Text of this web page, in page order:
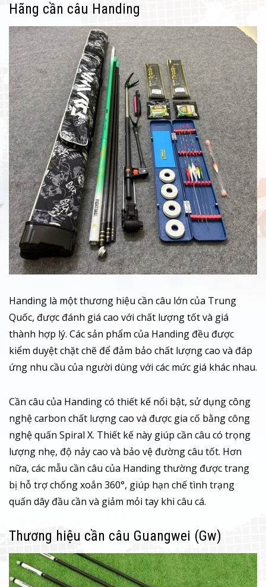
Hãng cần câu Handing
Handing là một thương hiệu cần câu lớn của Trung
Quốc, được đánh giá cao với chất lượng tốt và giá
thành hợp lý. Các sản phẩm của Handing đều được
kiểm duyệt chặt chẽ để đảm bảo chất lượng cao và đáp
ứng nhu cầu của người dùng với các mức giá khác nhau.
Cần câu của Handing có thiết kế nổi bật, sử dụng công
nghệ carbon chất lượng cao và được gia cố bằng công
nghệ quấn Spiral X. Thiết kế này giúp cần câu có trọng
lượng nhẹ, độ nảy cao và bảo vệ đường câu tốt. Hơn
nữa, các mẫu cần câu của Handing thường được trang
bị hỗ trợ chống xoắn 360°, giúp hạn chế tình trạng
quấn dây đầu cần và giảm mỏi tay khi câu cá.
Thương hiệu cần câu Guangwei (Gw)